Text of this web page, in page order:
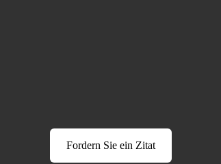
Fordern Sie ein Zitat